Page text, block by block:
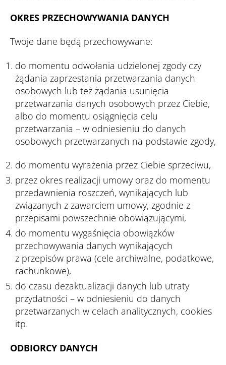
OKRES PRZECHOWYWANIA DANYCH
Twoje dane będą przechowywane:
do momentu odwołania udzielonej zgody czy
żądania zaprzestania przetwarzania danych
osobowych lub też żądania usunięcia
przetwarzania danych osobowych przez Ciebie,
albo do momentu osiągnięcia celu
przetwarzania – w odniesieniu do danych
osobowych przetwarzanych na podstawie zgody,
do momentu wyrażenia przez Ciebie sprzeciwu,
przez okres realizacji umowy oraz do momentu
przedawnienia roszczeń, wynikających lub
związanych z zawarciem umowy, zgodnie z
przepisami powszechnie obowiązującymi,
do momentu wygaśnięcia obowiązków
przechowywania danych wynikających
z przepisów prawa (cele archiwalne, podatkowe,
rachunkowe),
do czasu dezaktualizacji danych lub utraty
przydatności – w odniesieniu do danych
przetwarzanych w celach analitycznych, cookies
itp.
ODBIORCY DANYCH